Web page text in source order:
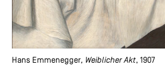
Hans Emmenegger, Weiblicher Akt, 1907